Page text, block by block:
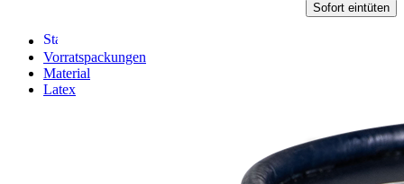
Sofort eintüten
Vorratspackungen
Material
Latex